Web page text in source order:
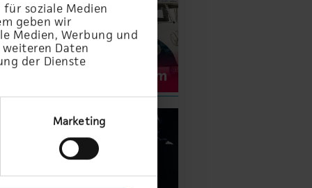
soziale Medien
geben wir
Medien, Werbung und
Daten
der Dienste
Marketing